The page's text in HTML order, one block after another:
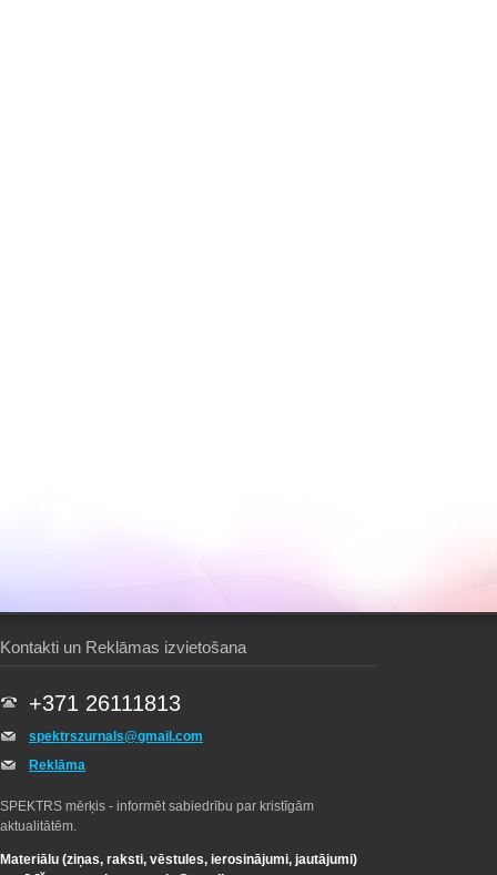
Kontakti un Reklāmas izvietošana
+371 26111813
spektrszurnals@gmail.com
Reklāma
SPEKTRS mērķis - informēt sabiedrību par kristīgām
aktualitātēm.
Materiālu (ziņas, raksti, vēstules, ierosinājumi, jautājumi)